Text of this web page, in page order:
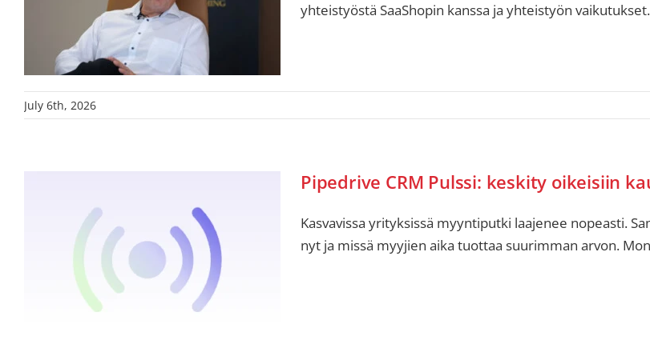
yhteistyöstä SaaShopin kanssa ja yhteistyön
July 6th, 2026
Pipedrive CRM Pulssi: keskity oikeisiin
Kasvavissa yrityksissä myyntiputki laajenee nopeasti.
nyt ja missä myyjien aika tuottaa suurimman arvon.